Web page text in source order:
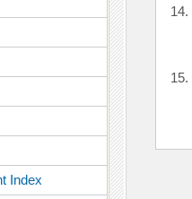
Index
14.
15.